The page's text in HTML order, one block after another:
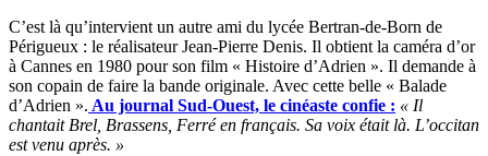
C’est là qu’intervient un autre ami du lycée Bertran-de-Born de
Périgueux : le réalisateur Jean-Pierre Denis. Il obtient la caméra d’or
à Cannes en 1980 pour son film « Histoire d’Adrien ». Il demande à
son copain de faire la bande originale. Avec cette belle « Balade
d’Adrien ». Au journal Sud-Ouest, le cinéaste confie : « Il
chantait Brel, Brassens, Ferré en français. Sa voix était là. L’occitan
est venu après. »